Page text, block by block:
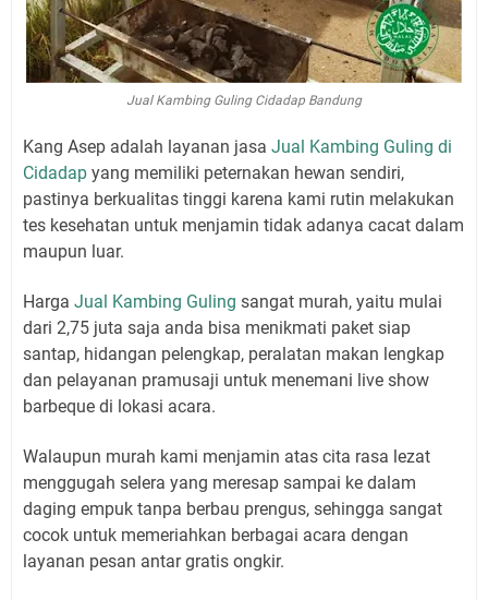
Jual Kambing Guling Cidadap Bandung
Kang Asep adalah layanan jasa Jual Kambing Guling di
Cidadap yang memiliki peternakan hewan sendiri,
pastinya berkualitas tinggi karena kami rutin melakukan
tes kesehatan untuk menjamin tidak adanya cacat dalam
maupun luar.
Harga Jual Kambing Guling sangat murah, yaitu mulai
dari 2,75 juta saja anda bisa menikmati paket siap
santap, hidangan pelengkap, peralatan makan lengkap
dan pelayanan pramusaji untuk menemani live show
barbeque di lokasi acara.
Walaupun murah kami menjamin atas cita rasa lezat
menggugah selera yang meresap sampai ke dalam
daging empuk tanpa berbau prengus, sehingga sangat
cocok untuk memeriahkan berbagai acara dengan
layanan pesan antar gratis ongkir.